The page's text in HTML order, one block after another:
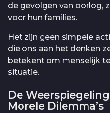
de gevolgen van oorlog,
voor hun families.
Het zijn geen simpele
die ons aan het denken
betekent om menselijk
situatie.
De
Morele Dilemma’s